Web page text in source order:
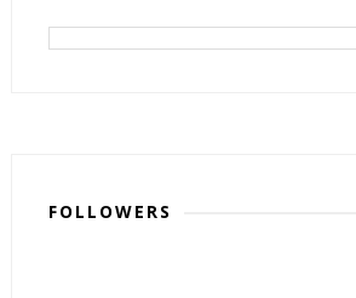
FOLLOWERS